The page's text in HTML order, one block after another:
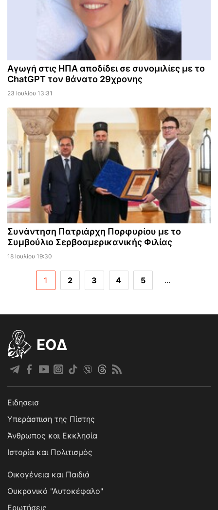
Αγωγή στις ΗΠΑ αποδίδει σε συνομιλίες με το
ChatGPT τον θάνατο 29χρονης
23 Ιουλίου 13:31
Συνάντηση Πατριάρχη Πορφυρίου με το
Συμβούλιο Σερβοαμερικανικής Φιλίας
18 Ιουλίου 19:30
1 2 3 4 5 ...
EOΔ
Ειδησεισ
Υπεράσπιση της Πίστης
Άνθρωπος και Εκκλησία
Ιστορία και Πολιτισμός
Οικογένεια και Παιδιά
Ουκρανικό "Αυτοκέφαλο"
Ερωτήσεις